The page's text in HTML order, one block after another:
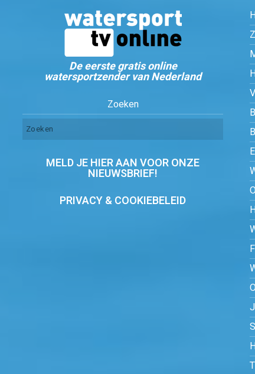
De eerste gratis online
watersportzender van Nederland
Zoeken
MELD JE HIER AAN VOOR ONZE
NIEUWSBRIEF!
PRIVACY & COOKIEBELEID